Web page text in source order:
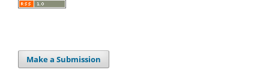
Make a Submission